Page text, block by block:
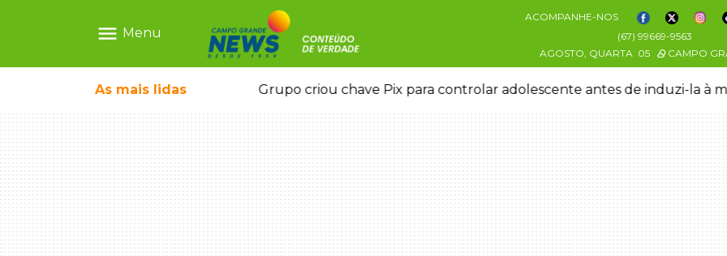
menu Menu
ACOMPANHE-NOS
(67) 99669-9563
AGOSTO, QUARTA 05 CAMPO
As mais lidas
deixou 4 mortos e 8 feridos Grupo criou chave Pix para controlar adolescente antes de induzi-la à